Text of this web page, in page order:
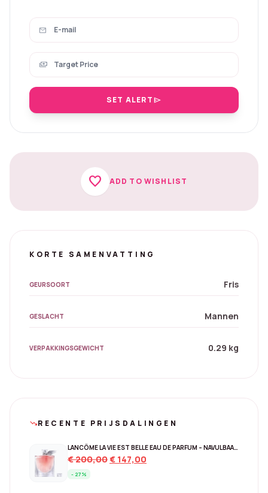
mail
payments
SET ALERTsend
favorite ADD TO WISHLIST
KORTE SAMENVATTING
GEURSOORT Fris
GESLACHT Mannen
VERPAKKINGSGEWICHT 0.29 kg
trending_downRECENTE PRIJSDALINGEN
LANCÔME LA VIE EST BELLE EAU DE PARFUM – NAVULBAAR 150 ML
€200,00Original
€ 147,00
- 27%